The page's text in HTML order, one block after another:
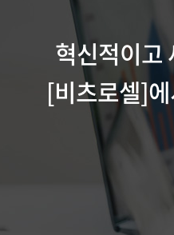
혁신적이고
[비츠로셀]